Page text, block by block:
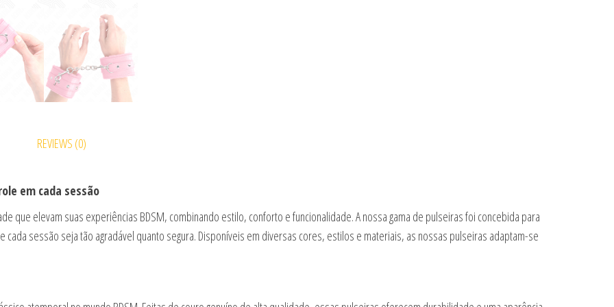
REVIEWS (0)
em cada sessão
que elevam suas experiências BDSM, combinando estilo, conforto e funcionalidade. A nossa gama de pulseiras foi concebida para
sessão seja tão agradável quanto segura. Disponíveis em diversas cores, estilos e materiais, as nossas pulseiras adaptam-se